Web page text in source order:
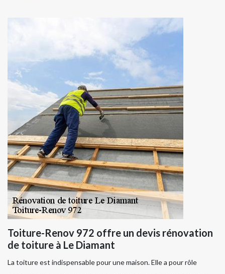
Toiture-Renov 972 offre un devis rénovation
de toiture à Le Diamant
La toiture est indispensable pour une maison. Elle a pour rôle